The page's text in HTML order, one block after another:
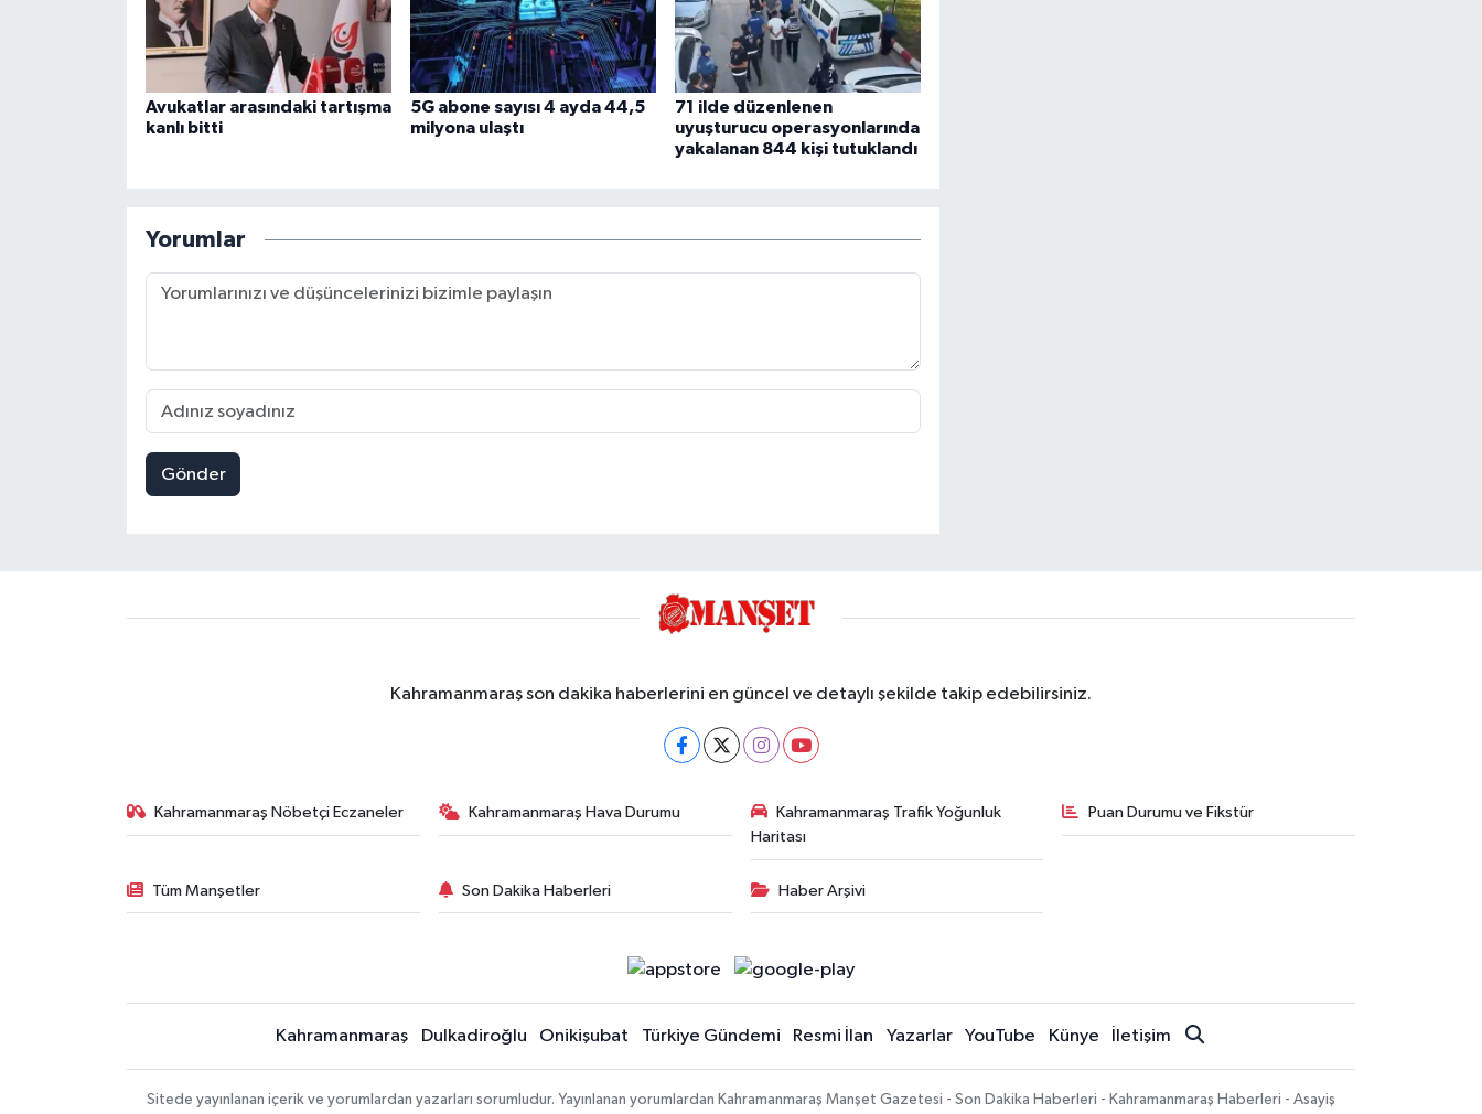
Avukatlar arasındaki tartışma
kanlı bitti
5G abone sayısı 4 ayda 44,5
milyona ulaştı
71 ilde düzenlenen
uyuşturucu operasyonlarında
yakalanan 844 kişi tutuklandı
Yorumlar
Gönder
Kahramanmaraş son dakika haberlerini en güncel ve detaylı şekilde takip edebilirsiniz.
Kahramanmaraş Nöbetçi Eczaneler Kahramanmaraş Hava Durumu
Kahramanmaraş Trafik Yoğunluk
Haritası
Puan Durumu ve Fikstür
Tüm Manşetler Son Dakika Haberleri Haber Arşivi
Kahramanmaraş Dulkadiroğlu Onikişubat Türkiye Gündemi Resmi İlan Yazarlar YouTube Künye İletişim
Sitede yayınlanan içerik ve yorumlardan yazarları sorumludur. Yayınlanan yorumlardan Kahramanmaraş Manşet Gazetesi - Son Dakika Haberleri - Kahramanmaraş Haberleri - Asayiş